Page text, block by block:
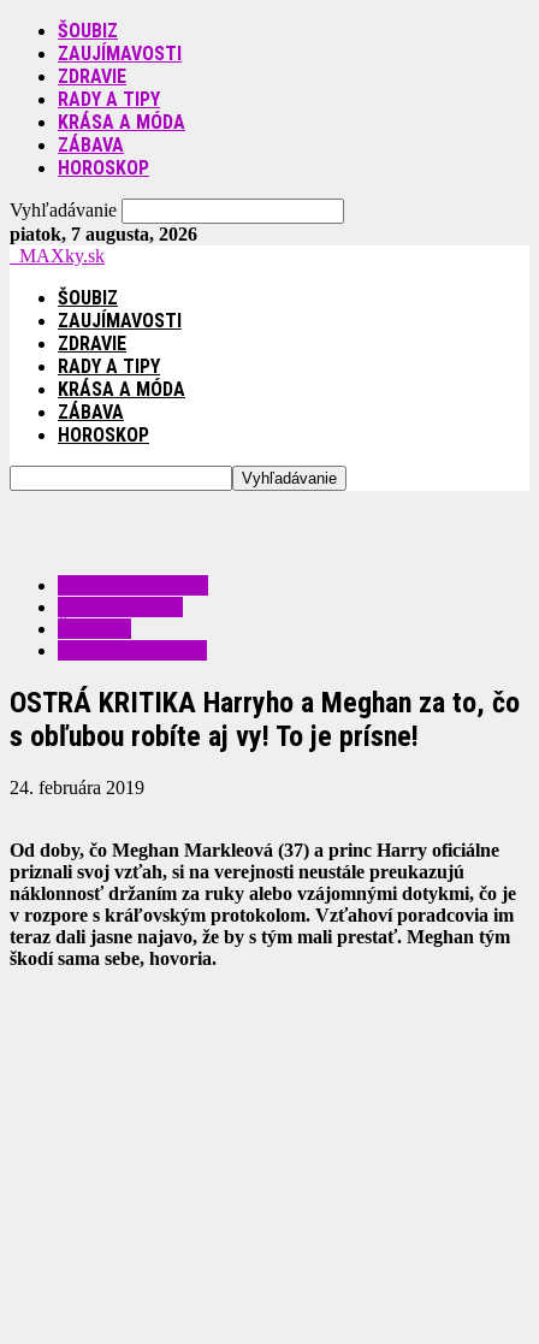
ŠOUBIZ
ZAUJÍMAVOSTI
ZDRAVIE
RADY A TIPY
KRÁSA A MÓDA
ZÁBAVA
HOROSKOP
Vyhľadávanie
piatok, 7 augusta, 2026
MAXky.sk
ŠOUBIZ
ZAUJÍMAVOSTI
ZDRAVIE
RADY A TIPY
KRÁSA A MÓDA
ZÁBAVA
HOROSKOP
OSTRÁ KRITIKA Harryho a Meghan za to, čo
s obľubou robíte aj vy! To je prísne!
24. februára 2019
Od doby, čo Meghan Markleová (37) a princ Harry oficiálne
priznali svoj vzťah, si na verejnosti neustále preukazujú
náklonnosť držaním za ruky alebo vzájomnými dotykmi, čo je
v rozpore s kráľovským protokolom. Vzťahoví poradcovia im
teraz dali jasne najavo, že by s tým mali prestať. Meghan tým
škodí sama sebe, hovoria.